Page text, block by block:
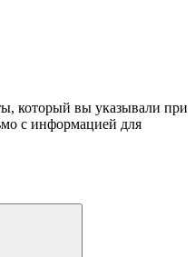
который вы указывали при
с информацией для